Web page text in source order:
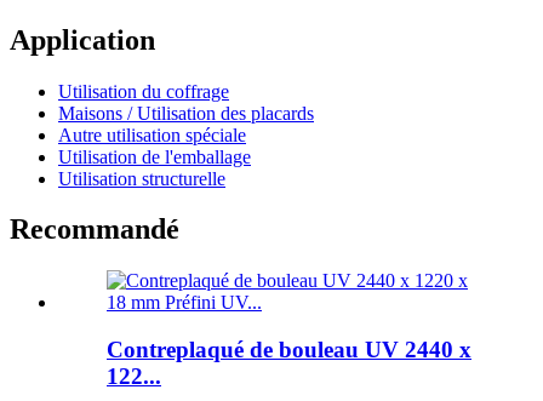
Application
Utilisation du coffrage
Maisons / Utilisation des placards
Autre utilisation spéciale
Utilisation de l'emballage
Utilisation structurelle
Recommandé
Contreplaqué de bouleau UV 2440 x
122...